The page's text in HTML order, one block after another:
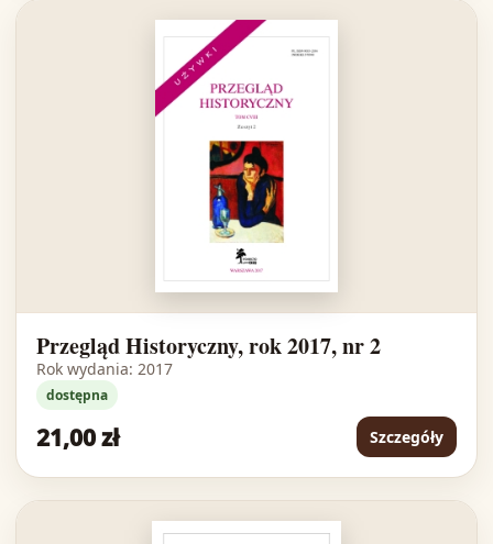
Przegląd Historyczny, rok 2017, nr 2
Rok wydania: 2017
dostępna
21,00 zł Szczegóły